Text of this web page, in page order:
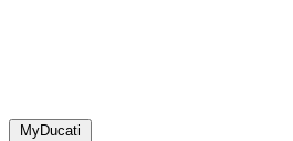
MyDucati